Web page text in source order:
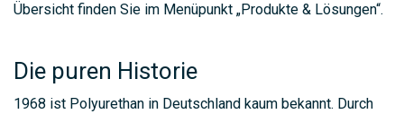
Übersicht finden Sie im Menüpunkt „Produkte & Lösungen“.
Die puren Historie
1968 ist Polyurethan in Deutschland kaum bekannt. Durch